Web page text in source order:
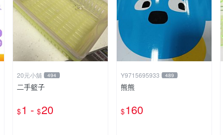
20元小舖 494
二手籃子
$1 - $20
Y9715695933 489
熊熊
$160